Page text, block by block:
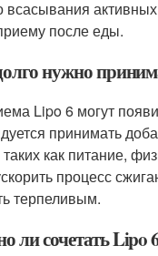
после еды.
нужно
Lipo 6 могут
принимать
как питание,
процесс
терпеливым.
ли сочетать Lipo